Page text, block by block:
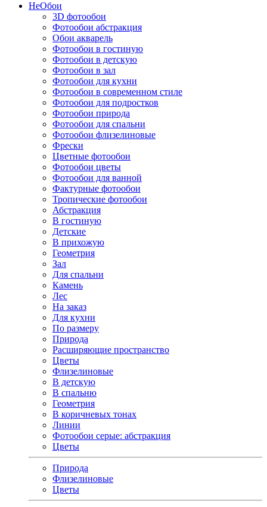
НеОбои
3D фотообои
Фотообои абстракция
Обои акварель
Фотообои в гостиную
Фотообои в детскую
Фотообои в зал
Фотообои для кухни
Фотообои в современном стиле
Фотообои для подростков
Фотообои природа
Фотообои для спальни
Фотообои флизелиновые
Фрески
Цветные фотообои
Фотообои цветы
Фотообои для ванной
Фактурные фотообои
Тропические фотообои
Абстракция
В гостиную
Детские
В прихожую
Геометрия
Зал
Для спальни
Камень
Лес
На заказ
Для кухни
По размеру
Природа
Расширяющие пространство
Цветы
Флизелиновые
В детскую
В спальню
Геометрия
В коричневых тонах
Линии
Фотообои серые: абстракция
Цветы
Природа
Флизелиновые
Цветы